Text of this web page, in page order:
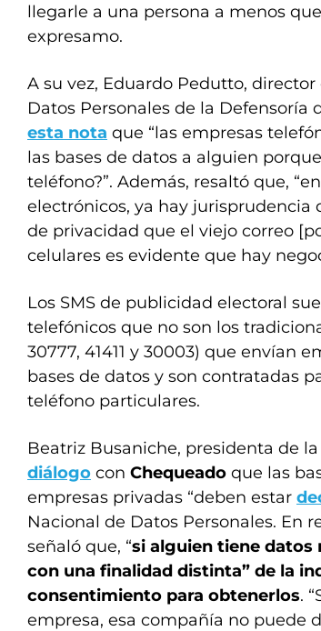
llegarle a una persona a menos
expresamo.
A su vez, Eduardo Pedutto,
Datos Personales de la Defensoría
esta nota que “las empresas
las bases de datos a alguien
teléfono?”. Además, resaltó que,
electrónicos, ya hay
de privacidad que el viejo correo
celulares es evidente que hay
Los SMS de publicidad electoral
telefónicos que no son los
30777, 41411 y 30003) que envían
bases de datos y son contratadas
teléfono particulares.
Beatriz Busaniche, presidenta de
diálogo con Chequeado que las
empresas privadas “deben estar
Nacional de Datos Personales. En
señaló que, “si alguien tiene
con una finalidad distinta” de la
consentimiento para obtenerlos.
empresa, esa compañía no puede